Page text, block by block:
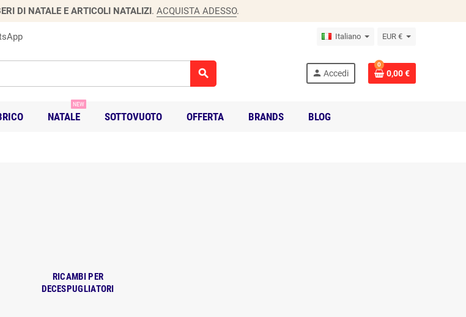
DI NATALE E ARTICOLI NATALIZI. ACQUISTA ADESSO.
Italiano EUR €
search person Accedi
0
0,00 €
NATALE
NEW
SOTTOVUOTO OFFERTA BRANDS BLOG
RICAMBI PER
DECESPUGLIATORI